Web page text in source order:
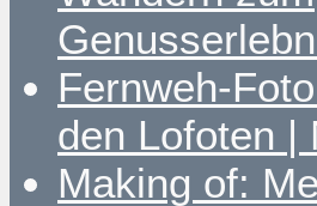
Fernweh-
den Lofoten |
Making of: